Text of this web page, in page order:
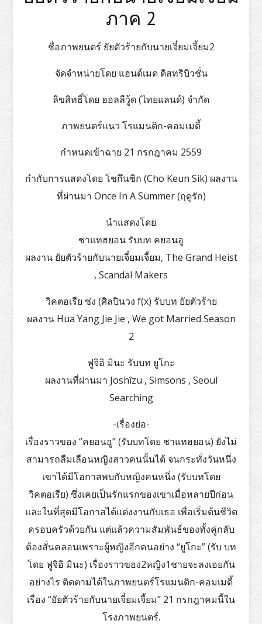
ภาค 2
ชื่อภาพยนตร์ ยัยตัวร้ายกับนายเจี๋ยมเจี้ยม2
จัดจำหน่ายโดย แฮนด์เมด ดิสทริบิวชั่น
ลิขสิทธิ์โดย ฮอลลีวู้ด (ไทยแลนด์) จำกัด
ภาพยนตร์แนว โรแมนติก-คอมเมดี้
กำหนดเข้าฉาย 21 กรกฎาคม 2559
กำกับการแสดงโดย โชกึนซิก (Cho Keun Sik) ผลงาน
ที่ผ่านมา Once In A Summer (ฤดูรัก)
นำแสดงโดย
ชาแทฮยอน รับบท คยอนอู
ผลงาน ยัยตัวร้ายกับนายเจี๋ยมเจี้ยม, The Grand Heist
, Scandal Makers
วิคตอเรีย ซ่ง (ศิลปินวง f(x) รับบท ยัยตัวร้าย
ผลงาน Hua Yang Jie Jie , We got Married Season
2
ฟูจิอิ มินะ รับบท ยูโกะ
ผลงานที่ผ่านมา Joshîzu , Simsons , Seoul
Searching
-เรื่องย่อ-
เรื่องราวของ “คยอนอู” (รับบทโดย ชาแทฮยอน) ยังไม่
สามารถลืมเลือนหญิงสาวคนนั้นได้ จนกระทั่งวันหนึ่ง
เขาได้มีโอกาสพบกับหญิงคนหนึ่ง (รับบทโดย
วิคตอเรีย) ซึ่งเคยเป็นรักแรกของเขาเมื่อหลายปีก่อน
และในที่สุดมีโอกาสได้แต่งงานกับเธอ เพื่อเริ่มต้นชีวิต
ครอบครัวด้วยกัน แต่แล้วความสัมพันธ์ของทั้งคู่กลับ
ต้องสั่นคลอนเพราะผู้หญิงอีกคนอย่าง “ยูโกะ” (รับ บท
โดย ฟูจิอิ มินะ) เรื่องราวของ2หญิง1ชายจะลงเอยกัน
อย่างไร ติดตามได้ในภาพยนตร์โรแมนติก-คอมเมดี้
เรื่อง “ยัยตัวร้ายกับนายเจี๋ยมเจี้ยม” 21 กรกฎาคมนี้ใน
โรงภาพยนตร์.